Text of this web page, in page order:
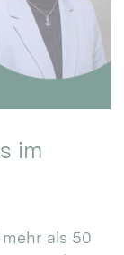
im
als 50